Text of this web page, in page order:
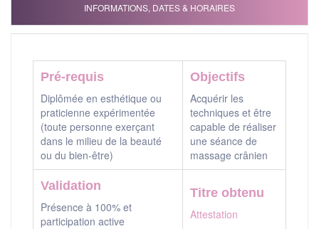
INFORMATIONS, DATES & HORAIRES
Pré-requis
Diplômée en esthétique ou
praticienne expérimentée
(toute personne exerçant
dans le milieu de la beauté
ou du bien-être)
Objectifs
Acquérir les
techniques et être
capable de réaliser
une séance de
massage crânien
Validation
Présence à 100% et
participation active
Titre obtenu
Attestation